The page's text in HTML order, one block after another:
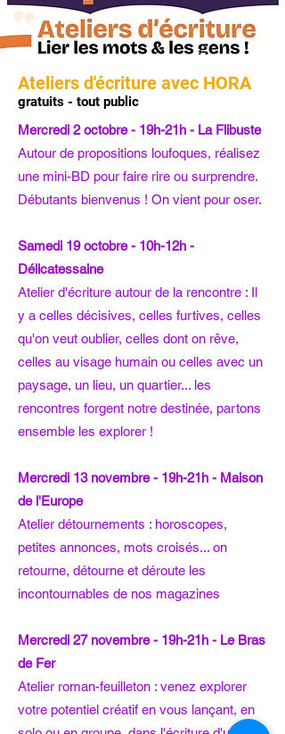
Ateliers d'écriture avec HORA
gratuits - tout public
Mercredi 2 octobre - 19h-21h - La Flibuste
Autour de propositions loufoques, réalisez
une mini-BD pour faire rire ou surprendre.
Débutants bienvenus ! On vient pour oser.
Samedi 19 octobre - 10h-12h -
Délicatessaine
Atelier d'écriture autour de la rencontre : Il
y a celles décisives, celles furtives, celles
qu'on veut oublier, celles dont on rêve,
celles au visage humain ou celles avec un
paysage, un lieu, un quartier... les
rencontres forgent notre destinée, partons
ensemble les explorer ! ​
Mercredi 13 novembre - 19h-21h - Maison
de l'Europe
Atelier détournements : horoscopes,
petites annonces, mots croisés... on
retourne, détourne et déroute les
incontournables de nos magazines
Mercredi 27 novembre - 19h-21h - Le Bras
de Fer
Atelier roman-feuilleton : venez explorer
votre potentiel créatif en vous lançant, en